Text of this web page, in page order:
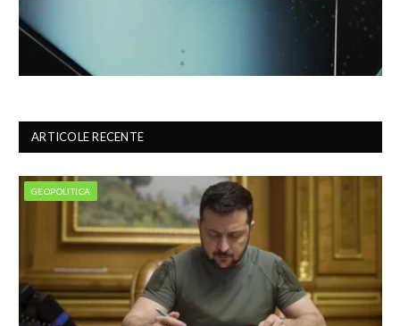
ARTICOLE RECENTE
GEOPOLITICA